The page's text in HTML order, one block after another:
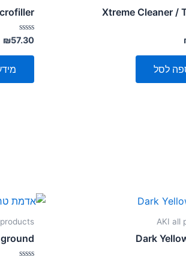
Xtreme Cleaner /
לסל
דורג
0
מתוך
₪57.30
AKI all
Dark